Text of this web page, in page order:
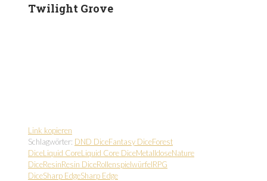
Twilight Grove
Link kopieren
Schlagwörter: DND DiceFantasy DiceForest
DiceLiquid CoreLiquid Core DiceMetalldoseNature
DiceResinResin DiceRollenspielwürfelRPG
DiceSharp EdgeSharp Edge